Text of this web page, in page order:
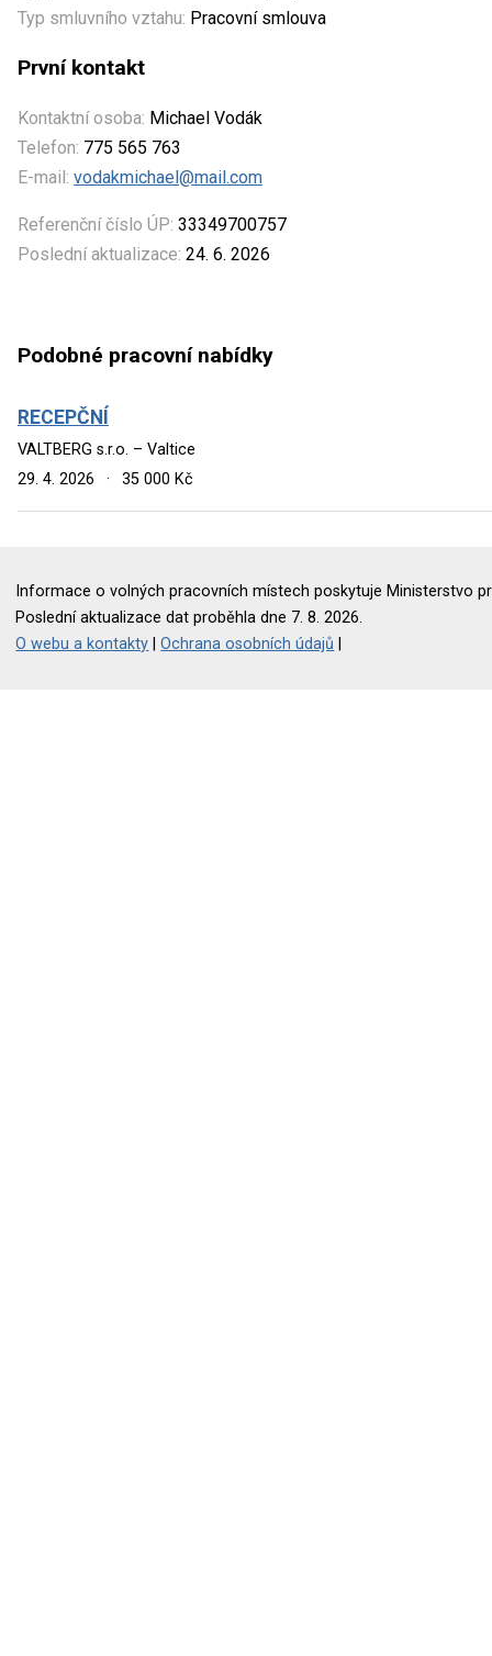
Typ smluvního vztahu: Pracovní smlouva
První kontakt
Kontaktní osoba: Michael Vodák
Telefon: 775 565 763
E-mail: vodakmichael@mail.com
Referenční číslo ÚP: 33349700757
Poslední aktualizace: 24. 6. 2026
Podobné pracovní nabídky
RECEPČNÍ
VALTBERG s.r.o. – Valtice
29. 4. 2026
· 35 000 Kč
Informace o volných pracovních místech poskytuje Ministerstvo
Poslední aktualizace dat proběhla dne 7. 8. 2026.
O webu a kontakty |Ochrana osobních údajů